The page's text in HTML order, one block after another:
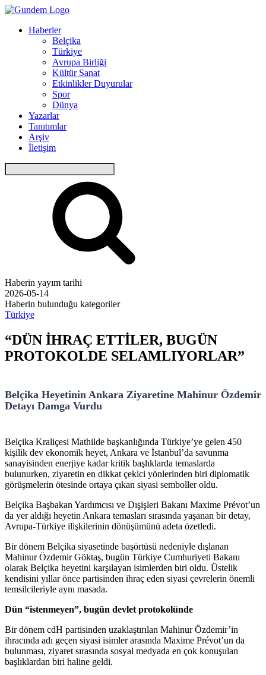
Haberler
Belçika
Türkiye
Avrupa Birliği
Kültür Sanat
Etkinlikler Duyurular
Spor
Dünya
Yazarlar
Tanıtımlar
Arşiv
İletişim
Arama:
Haberin yayım tarihi
2026-05-14
Haberin bulunduğu kategoriler
Türkiye
“DÜN İHRAÇ ETTİLER, BUGÜN
PROTOKOLDE SELAMLIYORLAR”
Belçika Heyetinin Ankara Ziyaretine Mahinur Özdemir
Detayı Damga Vurdu
Belçika Kraliçesi Mathilde başkanlığında Türkiye’ye gelen 450
kişilik dev ekonomik heyet, Ankara ve İstanbul’da savunma
sanayisinden enerjiye kadar kritik başlıklarda temaslarda
bulunurken, ziyaretin en dikkat çekici yönlerinden biri diplomatik
görüşmelerin ötesinde ortaya çıkan siyasi semboller oldu.
Belçika Başbakan Yardımcısı ve Dışişleri Bakanı Maxime Prévot’un
da yer aldığı heyetin Ankara temasları sırasında yaşanan bir detay,
Avrupa-Türkiye ilişkilerinin dönüşümünü adeta özetledi.
Bir dönem Belçika siyasetinde başörtüsü nedeniyle dışlanan
Mahinur Özdemir Göktaş, bugün Türkiye Cumhuriyeti Bakanı
olarak Belçika heyetini karşılayan isimlerden biri oldu. Üstelik
kendisini yıllar önce partisinden ihraç eden siyasi çevrelerin önemli
temsilcileriyle aynı masada.
Dün “istenmeyen”, bugün devlet protokolünde
Bir dönem cdH partisinden uzaklaştırılan Mahinur Özdemir’in
ihracında adı geçen siyasi isimler arasında Maxime Prévot’un da
bulunması, ziyaret sırasında sosyal medyada en çok konuşulan
başlıklardan biri haline geldi.